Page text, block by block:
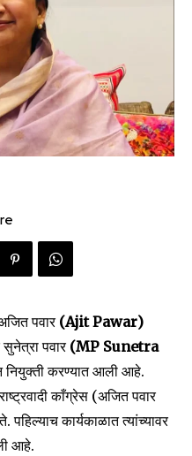
पवार (Ajit Pawar)
सुनेत्रा पवार(MP Sunetra
नियुक्ती करण्यात आली आहे.
काँग्रेस (अजित पवार
पहिल्याच कार्यकाळात त्यांच्यावर
आहे.